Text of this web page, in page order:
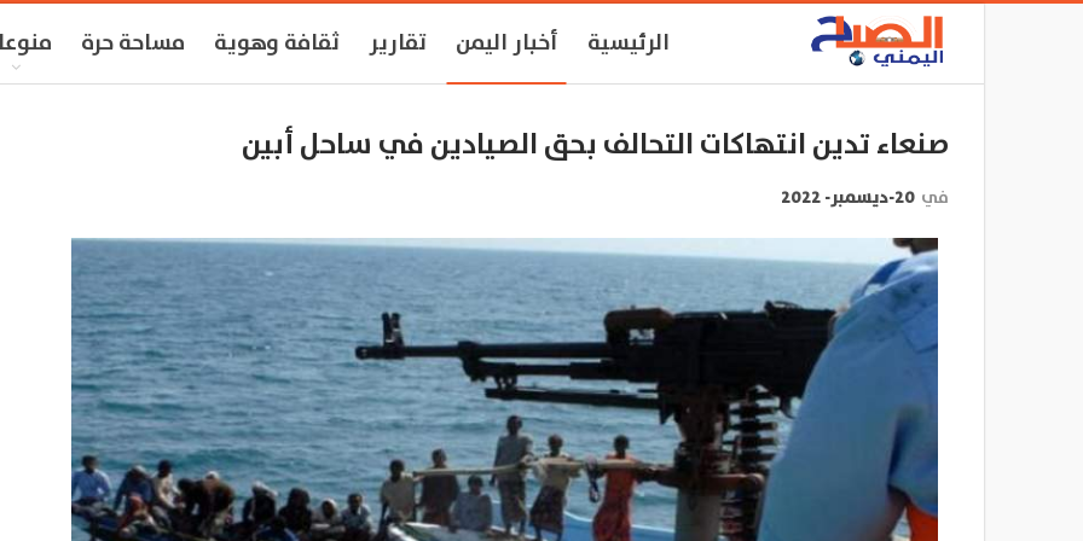
الرئيسية أخبار اليمن تقارير ثقافة وهوية مساحة حرة
صنعاء تدين انتهاكات التحالف بحق الصيادين في ساحل أبين
في 20-ديسمبر- 2022